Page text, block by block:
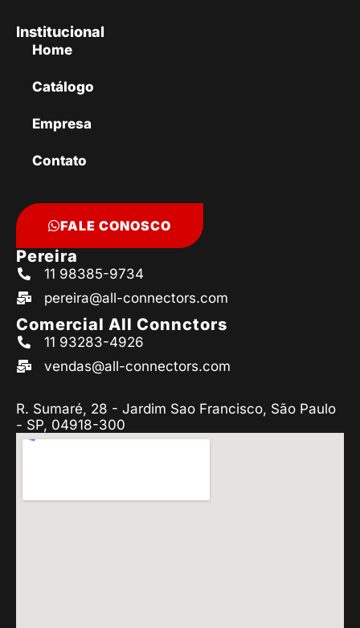
Institucional
Home
Catálogo
Empresa
Contato
FALE CONOSCO
Pereira
11 98385-9734
pereira@all-connectors.com
Comercial All Connctors
11 93283-4926
vendas@all-connectors.com
R. Sumaré, 28 - Jardim Sao Francisco, São Paulo
- SP, 04918-300